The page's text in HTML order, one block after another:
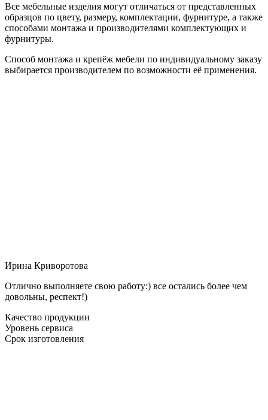
Все мебельные изделия могут отличаться от представленных
образцов по цвету, размеру, комплектации, фурнитуре, а также
способами монтажа и производителями комплектующих и
фурнитуры.
Способ монтажа и крепёж мебели по индивидуальному заказу
выбирается производителем по возможности её применения.
Ирина Криворотова
Отлично выполняете свою работу:) все остались более чем
довольны, респект!)
Качество продукции
Уровень сервиса
Срок изготовления